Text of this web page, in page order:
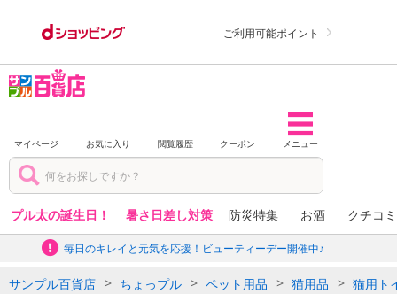
ご利用可能ポイント
マイページ お気に入り 閲覧履歴 クーポン メニュー
プル太の誕生日！ 暑さ日差し対策 防災特集 お酒 クチコ
毎日のキレイと元気を応援！ビューティーデー開催中♪
サンプル百貨店 ちょっプル ペット用品 猫用品 猫用ト